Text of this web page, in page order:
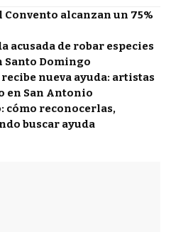
Convento alcanzan un 75%
acusada de robar especies
Santo Domingo
nueva ayuda: artistas
en San Antonio
cómo reconocerlas,
buscar ayuda